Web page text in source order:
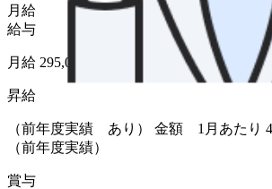
月給
給与
月給 295,000円〜312,500円
昇給
（前年度実績 あり） 金額 1月あたり
（前年度実績）
賞与